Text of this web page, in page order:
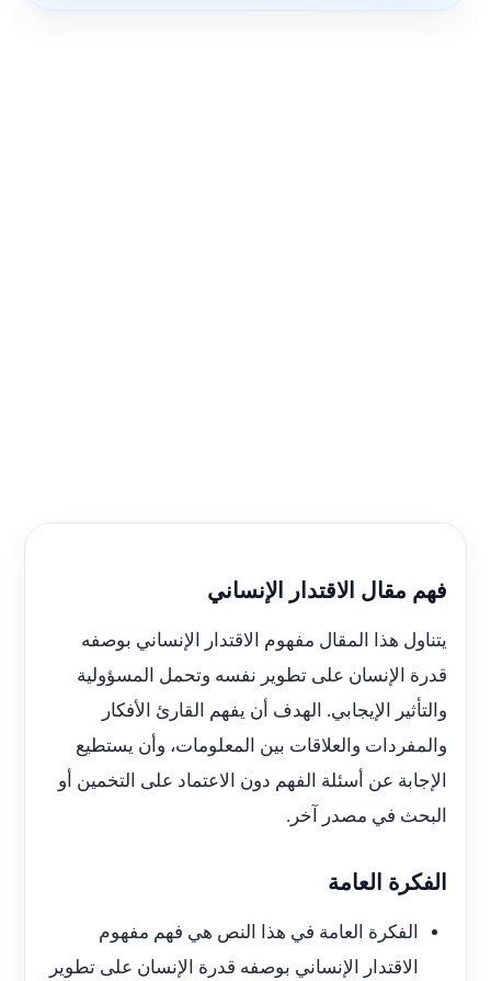
فهم مقال الاقتدار الإنساني
يتناول هذا المقال مفهوم الاقتدار الإنساني بوصفه
قدرة الإنسان على تطوير نفسه وتحمل المسؤولية
والتأثير الإيجابي. الهدف أن يفهم القارئ الأفكار
والمفردات والعلاقات بين المعلومات، وأن يستطيع
الإجابة عن أسئلة الفهم دون الاعتماد على التخمين أو
البحث في مصدر آخر.
الفكرة العامة
الفكرة العامة في هذا النص هي فهم مفهوم
الاقتدار الإنساني بوصفه قدرة الإنسان على تطوير